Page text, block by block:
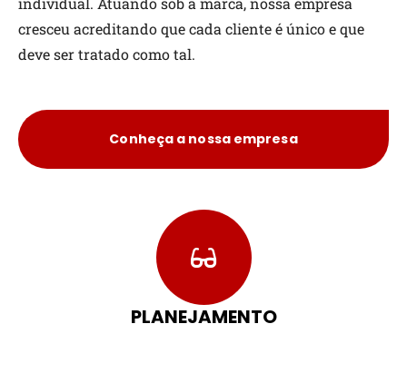
cresceu acreditando que cada cliente é único e que
deve ser tratado como tal.
Conheça a nossa empresa
PLANEJAMENTO